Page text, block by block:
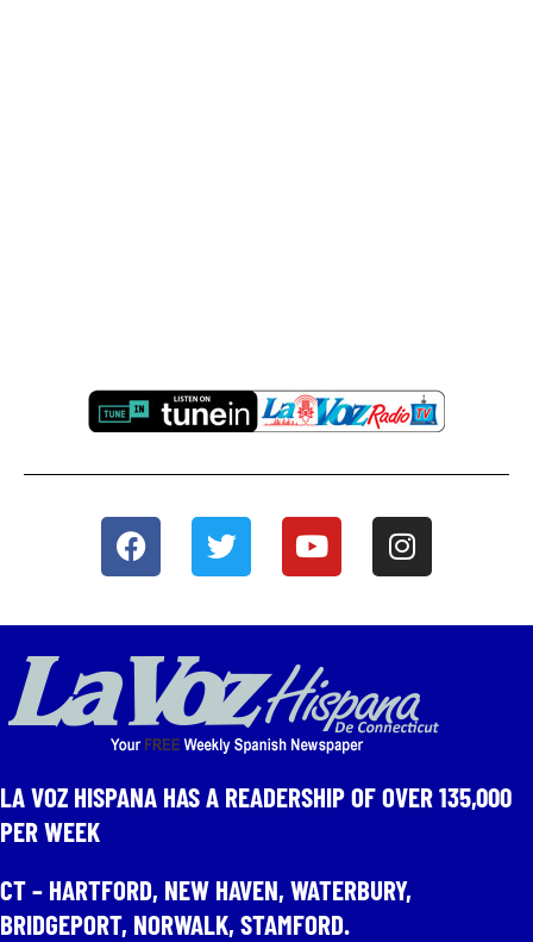
LA VOZ HISPANA HAS A READERSHIP OF OVER 135,000
PER WEEK​
CT – HARTFORD, NEW HAVEN, WATERBURY,
BRIDGEPORT, NORWALK, STAMFORD.